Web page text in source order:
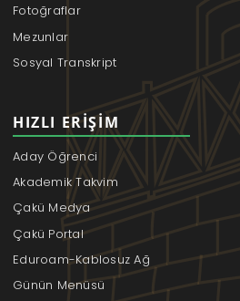
Fotoğraflar
Mezunlar
Sosyal Transkript
HIZLI ERIŞIM
Aday Öğrenci
Akademik Takvim
Çakü Medya
Çakü Portal
Eduroam-Kablosuz Ağ
Günün Menüsü